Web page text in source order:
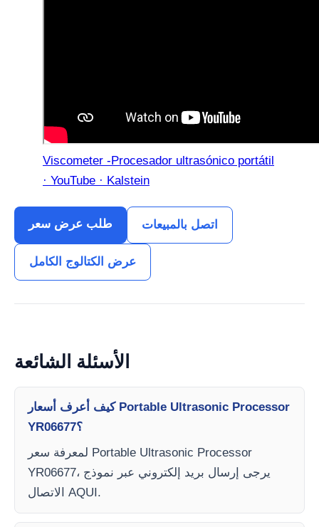
Viscometer -Procesador ultrasónico portátil
· YouTube · Kalstein
طلب عرض سعر اتصل بالمبيعات
عرض الكتالوج الكامل
الأسئلة الشائعة
كيف أعرف أسعار Portable Ultrasonic Processor
YR06677؟
لمعرفة سعر Portable Ultrasonic Processor
YR06677، يرجى إرسال بريد إلكتروني عبر نموذج
الاتصال AQUI.